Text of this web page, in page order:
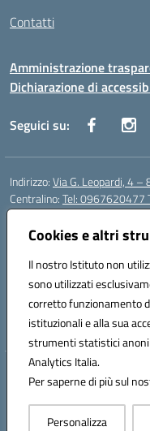
Cookies e altri
Il nostro Istituto non
sono utilizzati
corretto funzionamento
istituzionali e alla sua
strumenti statistici
Analytics Italia.
Per saperne di più sul
Personalizza
Contatti
Amministrazione
Dichiarazione di
Seguici su:
Indirizzo:Via G. Leopardi, 4 –
Centralino:Tel: 0967620477
Email:
Posta elettronica certificata
Codice fiscale: 84000690796
Codice meccanografico:
Codice Indice delle
Codice unico di fatturazione
Hosting &
Concept &